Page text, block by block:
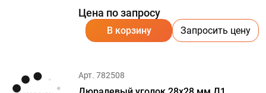
Цена по запросу
В корзину Запросить цену
Арт. 782508